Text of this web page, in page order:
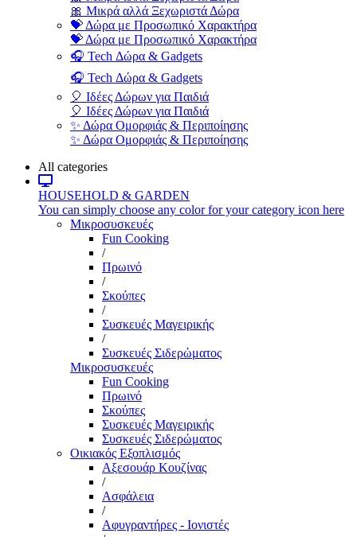
🎀 Μικρά αλλά Ξεχωριστά Δώρα
💝 Δώρα με Προσωπικό Χαρακτήρα
💝 Δώρα με Προσωπικό Χαρακτήρα
🎧 Tech Δώρα & Gadgets
🎧 Tech Δώρα & Gadgets
🎈 Ιδέες Δώρων για Παιδιά
🎈 Ιδέες Δώρων για Παιδιά
✨ Δώρα Ομορφιάς & Περιποίησης
✨ Δώρα Ομορφιάς & Περιποίησης
All categories
HOUSEHOLD & GARDEN
You can simply choose any color for your category icon here
Μικροσυσκευές
Fun Cooking
/
Πρωινό
/
Σκούπες
/
Συσκευές Μαγειρικής
/
Συσκευές Σιδερώματος
Μικροσυσκευές
Fun Cooking
Πρωινό
Σκούπες
Συσκευές Μαγειρικής
Συσκευές Σιδερώματος
Οικιακός Εξοπλισμός
Αξεσουάρ Κουζίνας
/
Ασφάλεια
/
Αφυγραντήρες - Ιονιστές